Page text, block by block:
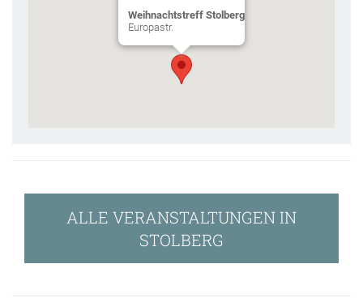
Weihnachtstreff Stolberg
Europastr.
ALLE VERANSTALTUNGEN IN
STOLBERG